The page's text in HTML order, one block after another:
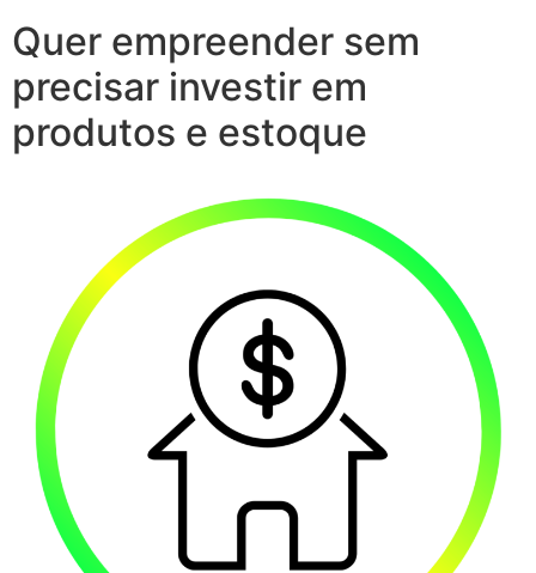
Quer empreender sem
precisar investir em
produtos e estoque